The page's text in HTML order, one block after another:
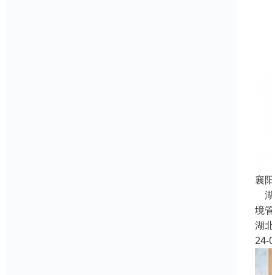
襄
境
湖
24-